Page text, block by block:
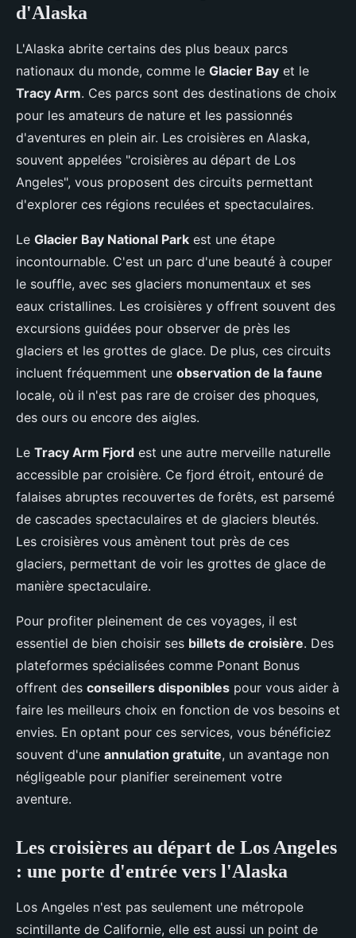
d'Alaska
L'Alaska abrite certains des plus beaux parcs
nationaux du monde, comme le Glacier Bay et le
Tracy Arm. Ces parcs sont des destinations de choix
pour les amateurs de nature et les passionnés
d'aventures en plein air. Les croisières en Alaska,
souvent appelées "croisières au départ de Los
Angeles", vous proposent des circuits permettant
d'explorer ces régions reculées et spectaculaires.
Le Glacier Bay National Park est une étape
incontournable. C'est un parc d'une beauté à couper
le souffle, avec ses glaciers monumentaux et ses
eaux cristallines. Les croisières y offrent souvent des
excursions guidées pour observer de près les
glaciers et les grottes de glace. De plus, ces circuits
incluent fréquemment une observation de la faune
locale, où il n'est pas rare de croiser des phoques,
des ours ou encore des aigles.
Le Tracy Arm Fjord est une autre merveille naturelle
accessible par croisière. Ce fjord étroit, entouré de
falaises abruptes recouvertes de forêts, est parsemé
de cascades spectaculaires et de glaciers bleutés.
Les croisières vous amènent tout près de ces
glaciers, permettant de voir les grottes de glace de
manière spectaculaire.
Pour profiter pleinement de ces voyages, il est
essentiel de bien choisir ses billets de croisière. Des
plateformes spécialisées comme Ponant Bonus
offrent des conseillers disponibles pour vous aider à
faire les meilleurs choix en fonction de vos besoins et
envies. En optant pour ces services, vous bénéficiez
souvent d'une annulation gratuite, un avantage non
négligeable pour planifier sereinement votre
aventure.
Les croisières au départ de Los Angeles
: une porte d'entrée vers l'Alaska
Los Angeles n'est pas seulement une métropole
scintillante de Californie, elle est aussi un point de